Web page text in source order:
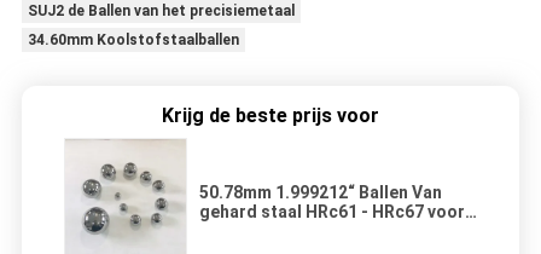
SUJ2 de Ballen van het precisiemetaal
34.60mm Koolstofstaalballen
Krijg de beste prijs voor
50.78mm 1.999212“ Ballen Van
gehard staal HRc61 - HRc67 voor